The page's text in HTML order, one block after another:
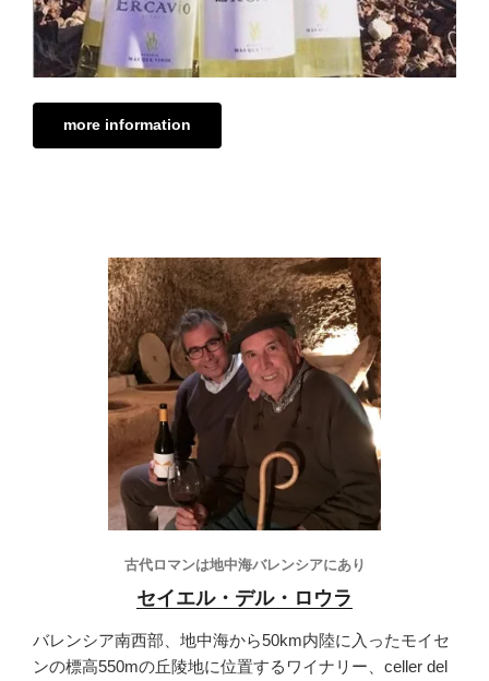
more information
古代ロマンは地中海バレンシアにあり
セイエル・デル・ロウラ
バレンシア南西部、地中海から50km内陸に入ったモイセ
ンの標高550mの丘陵地に位置するワイナリー、celler del